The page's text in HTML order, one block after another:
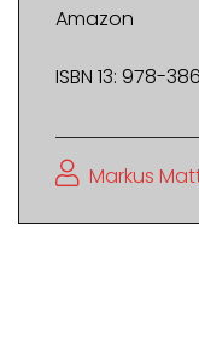
Amazon
ISBN 13: 978-
Markus